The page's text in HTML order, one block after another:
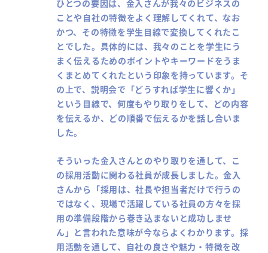
ひとつの要因は、金入さんが我々のビジネスの
ことや自社の特徴をよく理解してくれて、なお
かつ、その特徴を学生目線で変換してくれたこ
とでした。具体的には、我々のことを学生にう
まく伝えるためのポイントやキーワードをうま
くまとめてくれたという印象を持っています。そ
の上で、説明会で「どうすれば学生に響くか」
という目線で、何度もやり取りをして、どの内容
を伝えるか、どの順番で伝えるかを話し合いま
した。
そういった金入さんとのやり取りを通して、こ
の採用活動に関わる社員が成長しました。金入
さんから「採用は、社長や担当者だけで行うの
ではなく、現場で活躍している社員の方々を採
用の準備段階から巻き込まないと成功しませ
ん」と言われた意味が今ならよくわかります。採
用活動を通して、自社の良さや魅力・特徴を改